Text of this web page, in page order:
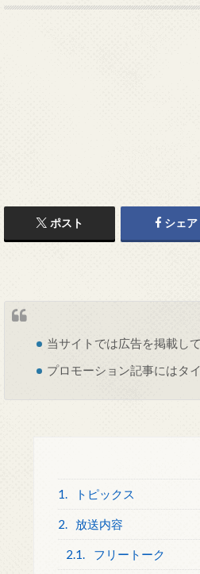
ポスト シェア
当サイトでは広告を掲載し
プロモーション記事にはタ
1. トピックス
2. 放送内容
2.1. フリートーク